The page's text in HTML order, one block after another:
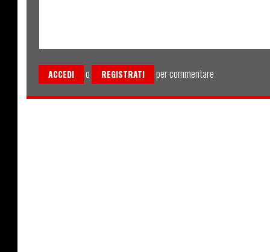
ACCEDI o REGISTRATI per commentare